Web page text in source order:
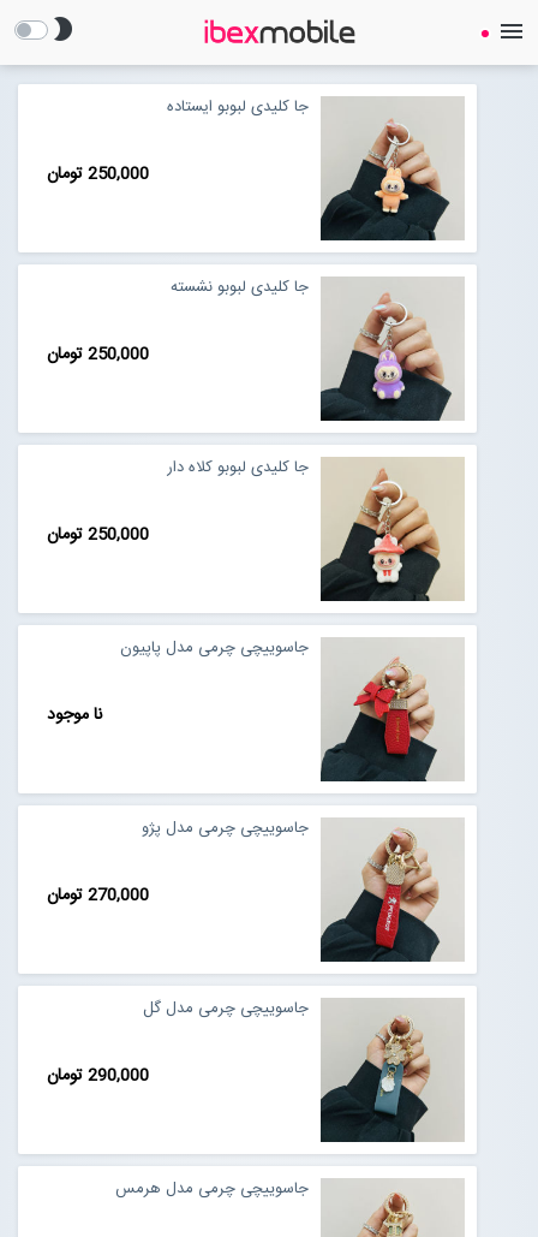
Open submenu (لوازم جانبی)
brightness_2 menu
جا کلیدی لبوبو ایستاده
250,000 تومان
جا کلیدی لبوبو نشسته
250,000 تومان
جا کلیدی لبوبو کلاه دار
250,000 تومان
جاسوییچی چرمی مدل پاپیون
نا موجود
جاسوییچی چرمی مدل پژو
270,000 تومان
جاسوییچی چرمی مدل گل
290,000 تومان
جاسوییچی چرمی مدل هرمس